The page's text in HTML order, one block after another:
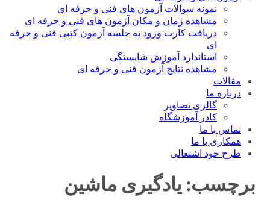
نمونه سوالات آزمون های فنی و حرفه ای
مشاهده زمان و مکان آزمون های فنی و حرفه ای
دریافت کارت ورود به جلسه آزمون کتبی فنی و حرفه
ای
استاندارد آموزش شایستگی
مشاهده نتایج آزمون فنی و حرفه ای
مقالات
درباره ما
گالری تصاویر
کادر آموزشگاه
تماس با ما
همکاری با ما
طرح خود اشتغالی
برچسب: یادگیری ماشین